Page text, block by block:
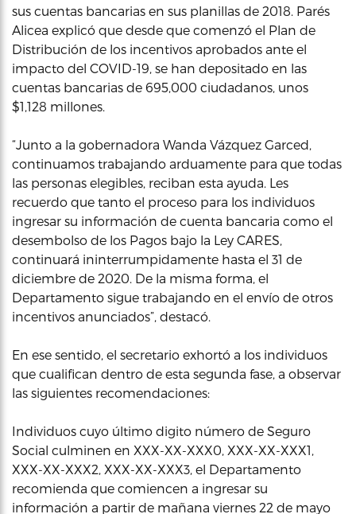
sus cuentas bancarias en sus planillas de 2018. Parés
Alicea explicó que desde que comenzó el Plan de
Distribución de los incentivos aprobados ante el
impacto del COVID-19, se han depositado en las
cuentas bancarias de 695,000 ciudadanos, unos
$1,128 millones.
“Junto a la gobernadora Wanda Vázquez Garced,
continuamos trabajando arduamente para que todas
las personas elegibles, reciban esta ayuda. Les
recuerdo que tanto el proceso para los individuos
ingresar su información de cuenta bancaria como el
desembolso de los Pagos bajo la Ley CARES,
continuará ininterrumpidamente hasta el 31 de
diciembre de 2020. De la misma forma, el
Departamento sigue trabajando en el envío de otros
incentivos anunciados”, destacó.
En ese sentido, el secretario exhortó a los individuos
que cualifican dentro de esta segunda fase, a observar
las siguientes recomendaciones:
Individuos cuyo último digito número de Seguro
Social culminen en XXX-XX-XXX0, XXX-XX-XXX1,
XXX-XX-XXX2, XXX-XX-XXX3, el Departamento
recomienda que comiencen a ingresar su
información a partir de mañana viernes 22 de mayo